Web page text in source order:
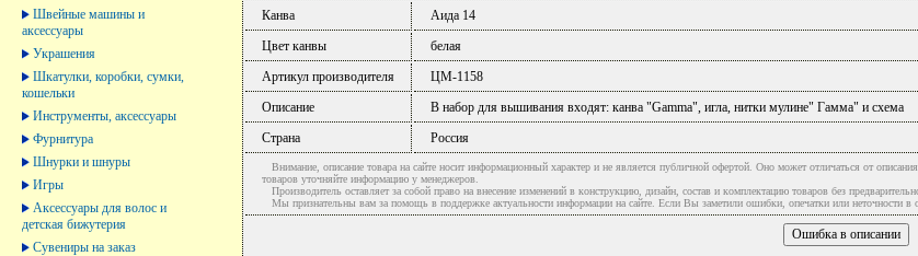
Швейные машины и
аксессуары
Украшения
Шкатулки, коробки, сумки,
кошельки
Инструменты, аксессуары
Фурнитура
Шнурки и шнуры
Игры
Аксессуары для волос и
детская бижутерия
Сувениры на заказ
Канва
Аида 14
Цвет канвы
белая
Артикул производителя
ЦМ-1158
Описание
В набор для вышивания входят: канва "Gamma", игла, нитки мулине" Гамма" и схема
Страна
Россия
Внимание, описание товара на сайте носит информационный характер и не является публичной офертой. Оно может отличаться от
товаров уточняйте информацию у менеджеров.
Производитель оставляет за собой право на внесение изменений в конструкцию, дизайн, состав и комплектацию товаров без
Мы признательны вам за помощь в поддержке актуальности информации на сайте. Если Вы заметили ошибки, опечатки или неточности в